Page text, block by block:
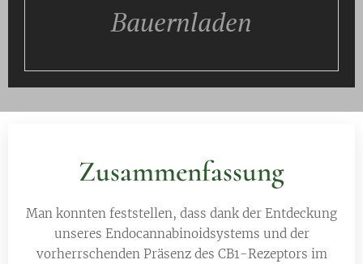
Bauernladen
Zusammenfassung
Man konnten feststellen, dass dank der Entdeckung
unseres Endocannabinoidsystems und der
vorherrschenden Präsenz des CB1-Rezeptors im